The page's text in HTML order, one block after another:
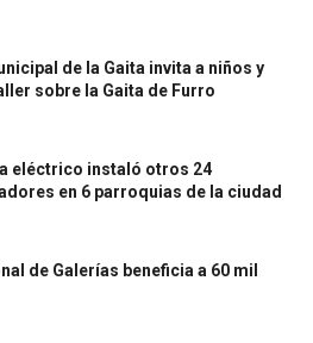
de la Gaita invita a niños y
sobre la Gaita de Furro
eléctrico instaló otros 24
en 6 parroquias de la ciudad
de Galerías beneficia a 60 mil